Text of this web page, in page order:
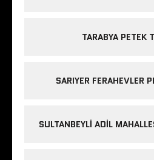
TARABYA PETEK
SARIYER FERAHEVLER
SULTANBEYLI ADIL